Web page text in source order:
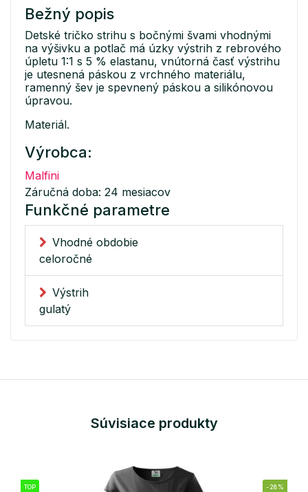
Bežný popis
Detské tričko strihu s bočnými švami vhodnými
na výšivku a potlač má úzky výstrih z rebrového
úpletu 1:1 s 5 % elastanu, vnútorná časť výstrihu
je utesnená páskou z vrchného materiálu,
ramenný šev je spevnený páskou a silikónovou
úpravou.
Materiál.
Výrobca:
Malfini
Záručná doba: 24 mesiacov
Funkčné parametre
Vhodné obdobie
celoročné
Výstrih
gulatý
Súvisiace produkty
TOP -28%